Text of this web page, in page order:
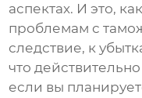
аспектах. И это,
проблемам с
следствие, к
что
если вы